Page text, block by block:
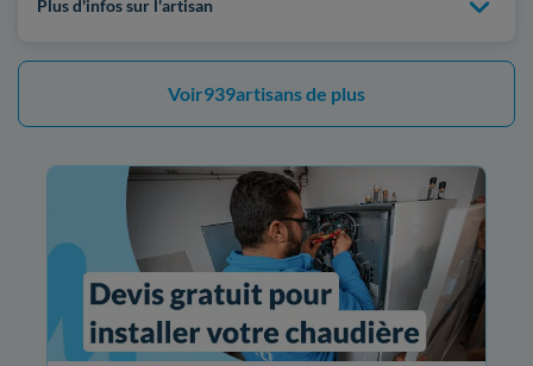
Plus d'infos sur l'artisan
Voir939artisans de plus